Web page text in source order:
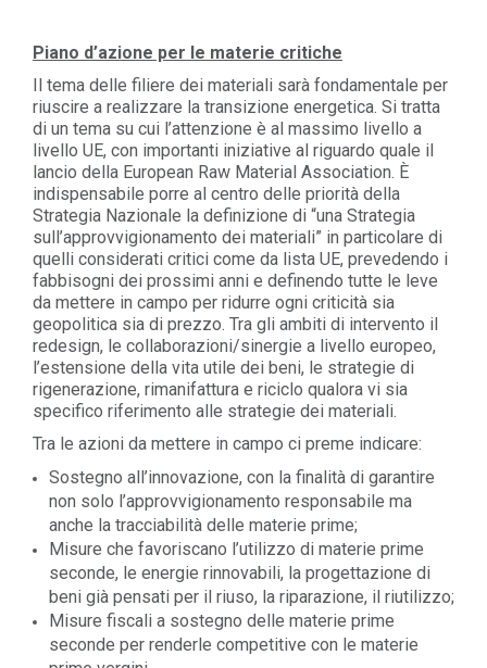
Piano d’azione per le materie critiche
Il tema delle filiere dei materiali sarà fondamentale per
riuscire a realizzare la transizione energetica. Si tratta
di un tema su cui l’attenzione è al massimo livello a
livello UE, con importanti iniziative al riguardo quale il
lancio della European Raw Material Association. È
indispensabile porre al centro delle priorità della
Strategia Nazionale la definizione di “una Strategia
sull’approvvigionamento dei materiali” in particolare di
quelli considerati critici come da lista UE, prevedendo i
fabbisogni dei prossimi anni e definendo tutte le leve
da mettere in campo per ridurre ogni criticità sia
geopolitica sia di prezzo. Tra gli ambiti di intervento il
redesign, le collaborazioni/sinergie a livello europeo,
l’estensione della vita utile dei beni, le strategie di
rigenerazione, rimanifattura e riciclo qualora vi sia
specifico riferimento alle strategie dei materiali.
Tra le azioni da mettere in campo ci preme indicare:
Sostegno all’innovazione, con la finalità di garantire
non solo l’approvvigionamento responsabile ma
anche la tracciabilità delle materie prime;
Misure che favoriscano l’utilizzo di materie prime
seconde, le energie rinnovabili, la progettazione di
beni già pensati per il riuso, la riparazione, il riutilizzo;
Misure fiscali a sostegno delle materie prime
seconde per renderle competitive con le materie